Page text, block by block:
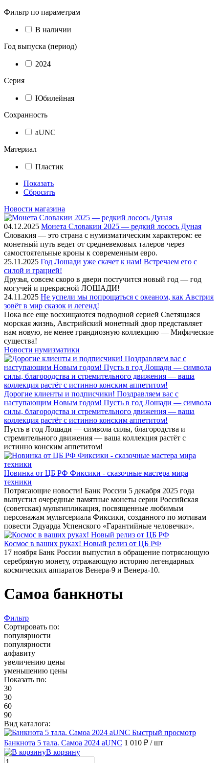
Фильтр по параметрам
В наличии
Год выпуска (период)
2024
Серия
Юбилейная
Сохранность
aUNC
Материал
Пластик
Показать
Сбросить
Новости магазина
04.12.2025 Монета Словакии 2025 — редкий лосось Дуная
Словакия — это страна с нумизматическим характером: ее
монетный путь ведет от средневековых талеров через
самостоятельные кроны к современным евро.
25.11.2025 Год Лошади уже скачет к нам! Встречаем его с
силой и грацией!
Друзья, совсем скоро в двери постучится новый год — год
могучей и прекрасной ЛОШАДИ!
24.11.2025 Не успели мы попрощаться с океаном, как Австрия
зовёт в мир сказок и легенд!
Пока все еще восхищаются подводной серией Светящаяся
морская жизнь, Австрийский монетный двор представляет
нам новую, не менее грандиозную коллекцию — Мифические
существа!
Новости нумизматики
Дорогие клиенты и подписчики! Поздравляем вас с
наступающим Новым годом! Пусть в год Лошади — символа
силы, благородства и стремительного движения — ваша
коллекция растёт с истинно конским аппетитом!
Пусть в год Лошади — символа силы, благородства и
стремительного движения — ваша коллекция растёт с
истинно конским аппетитом!
Новинка от ЦБ РФ Фиксики - сказочные мастера мира
техники
Потрясающие новости! Банк России 5 декабря 2025 года
выпустил очередные памятные монеты серии Российская
(советская) мультипликация, посвященные любимым
персонажам мультсериала Фиксики, созданного по мотивам
повести Эдуарда Успенского «Гарантийные человечки».
Космос в ваших руках! Новый релиз от ЦБ РФ
17 ноября Банк России выпустил в обращение потрясающую
серебряную монету, отражающую историю легендарных
космических аппаратов Венера-9 и Венера-10.
Самоа банкноты
Фильтр
Сортировать по:
популярности
популярности
алфавиту
увеличению цены
уменьшению цены
Показать по:
30
30
60
90
Вид каталога:
Быстрый просмотр
Банкнота 5 тала. Самоа 2024 aUNC 1 010 ₽ / шт
В корзину